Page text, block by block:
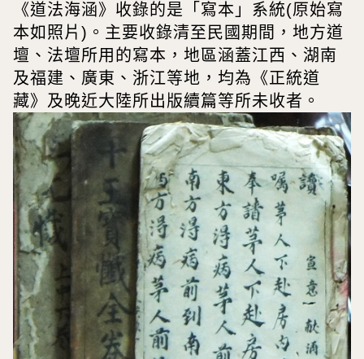
《道法海涵》收錄的是「寫本」系統(原始寫
本如照片)。主要收錄清至民國期間，地方道
壇、法壇所用的寫本，地區涵蓋江西、湖南
及福建、廣東、浙江等地，均為《正統道
藏》及晚近大陸所出版續篇等所未收者。